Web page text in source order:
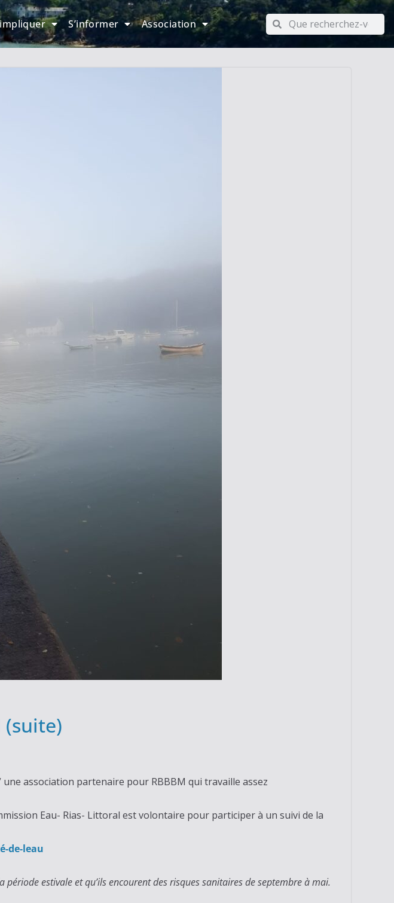
S’informer Association
(suite)
association partenaire pour RBBBM qui travaille assez
Eau- Rias- Littoral est volontaire pour participer à un suivi de la
de-leau
estivale et qu’ils encourent des risques sanitaires de septembre à mai.